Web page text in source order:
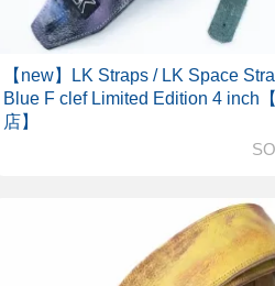
【new】LK Straps / LK Space
Blue F clef Limited Edition 4 inch
店】